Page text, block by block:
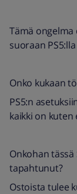
Tämä
suoraan
Onko kukaan
PS5:n
kaikki on kuten
Onkohan
tapahtunut?
Ostoista tulee